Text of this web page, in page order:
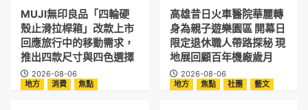
MUJI無印良品「四輪硬
殼止滑拉桿箱」改款上市
回應旅行中的移動需求，
推出四款尺寸與四色選擇
2026-08-06
高雄昔日火車醫院華麗轉
身為親子遊樂園區 開幕日
限定退休職人帶路探秘 現
地展回顧百年機廠歲月
2026-08-06
地方
消費 焦點 地方 焦點 社團 藝文